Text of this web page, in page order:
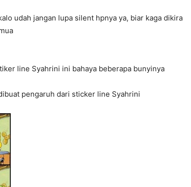
udah jangan lupa silent hpnya ya, biar kaga dikira
line Syahrini ini bahaya beberapa bunyinya
pengaruh dari sticker line Syahrini